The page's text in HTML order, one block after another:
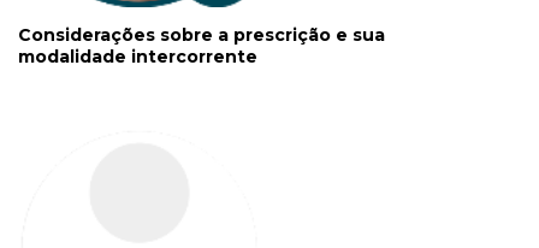
Considerações sobre a prescrição e sua
modalidade intercorrente